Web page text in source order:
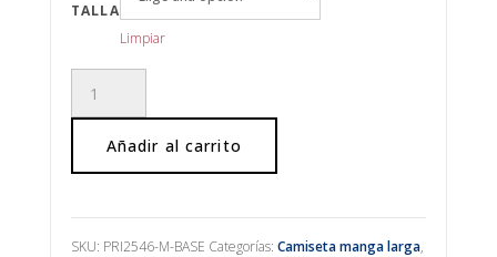
TALLA
Limpiar
estampada
marino
Añadir al carrito
SKU: PRI2546-M-BASE Categorías: Camiseta manga larga,